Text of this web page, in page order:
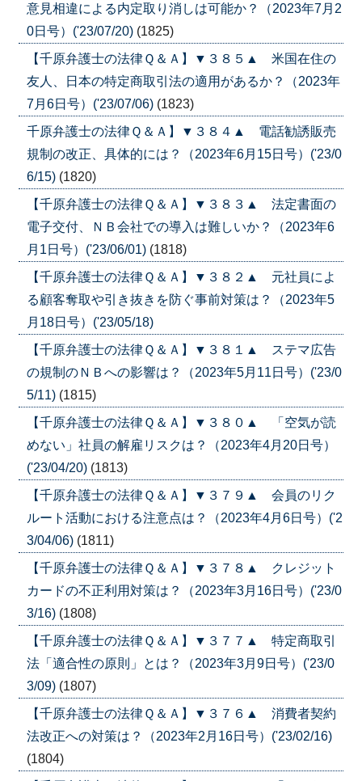
意見相違による内定取り消しは可能か？（2023年7月2
0日号）('23/07/20) (1825)
【千原弁護士の法律Ｑ＆Ａ】▼３８５▲ 米国在住の
友人、日本の特定商取引法の適用があるか？（2023年
7月6日号）('23/07/06) (1823)
千原弁護士の法律Ｑ＆Ａ】▼３８４▲ 電話勧誘販売
規制の改正、具体的には？（2023年6月15日号）('23/0
6/15) (1820)
【千原弁護士の法律Ｑ＆Ａ】▼３８３▲ 法定書面の
電子交付、ＮＢ会社での導入は難しいか？（2023年6
月1日号）('23/06/01) (1818)
【千原弁護士の法律Ｑ＆Ａ】▼３８２▲ 元社員によ
る顧客奪取や引き抜きを防ぐ事前対策は？（2023年5
月18日号）('23/05/18)
【千原弁護士の法律Ｑ＆Ａ】▼３８１▲ ステマ広告
の規制のＮＢへの影響は？（2023年5月11日号）('23/0
5/11) (1815)
【千原弁護士の法律Ｑ＆Ａ】▼３８０▲ 「空気が読
めない」社員の解雇リスクは？（2023年4月20日号）
('23/04/20) (1813)
【千原弁護士の法律Ｑ＆Ａ】▼３７９▲ 会員のリク
ルート活動における注意点は？（2023年4月6日号）('2
3/04/06) (1811)
【千原弁護士の法律Ｑ＆Ａ】▼３７８▲ クレジット
カードの不正利用対策は？（2023年3月16日号）('23/0
3/16) (1808)
【千原弁護士の法律Ｑ＆Ａ】▼３７７▲ 特定商取引
法「適合性の原則」とは？（2023年3月9日号）('23/0
3/09) (1807)
【千原弁護士の法律Ｑ＆Ａ】▼３７６▲ 消費者契約
法改正への対策は？（2023年2月16日号）('23/02/16)
(1804)